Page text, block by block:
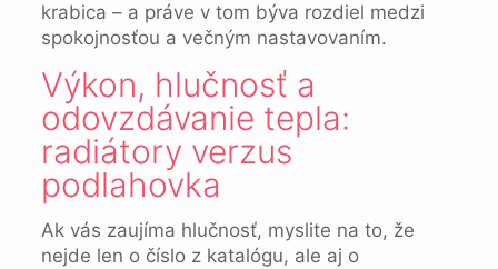
krabica – a práve v tom býva rozdiel medzi
spokojnosťou a večným nastavovaním.
Výkon, hlučnosť a
odovzdávanie tepla:
radiátory verzus
podlahovka
Ak vás zaujíma hlučnosť, myslite na to, že
nejde len o číslo z katalógu, ale aj o